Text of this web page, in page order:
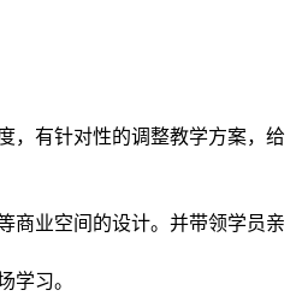
，有针对性的调整教学方案，给
商业空间的设计。并带领学员亲
学习。